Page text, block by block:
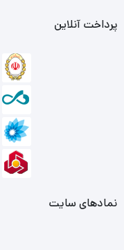
پرداخت آنلاین
نمادهای سایت